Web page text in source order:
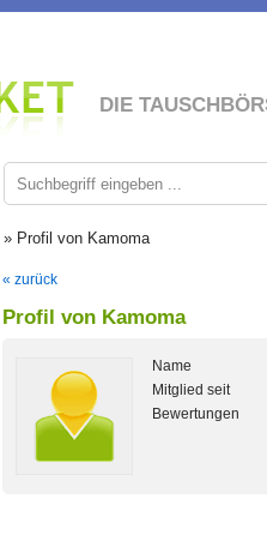
DIE
» Profil von Kamoma
« zurück
Profil von Kamoma
Name
Mitglied seit
Bewertungen